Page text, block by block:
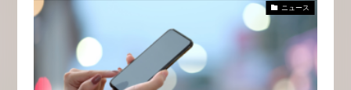
ニュース